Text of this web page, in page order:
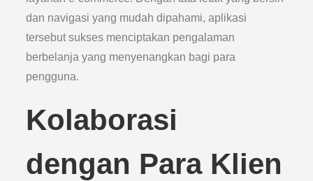
dan navigasi yang mudah dipahami, aplikasi
tersebut sukses menciptakan pengalaman
berbelanja yang menyenangkan bagi para
pengguna.
Kolaborasi
dengan Para Klien